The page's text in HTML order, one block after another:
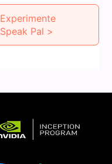
Experimente
Speak Pal >